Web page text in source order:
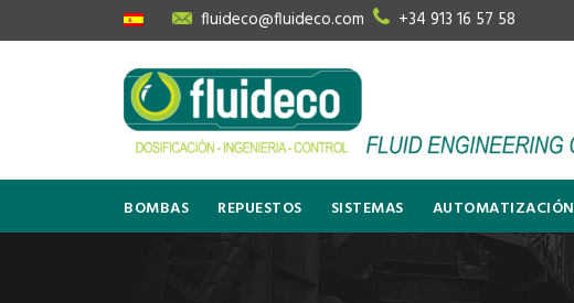
fluideco@fluideco.com +34 913 16 57 58
BOMBAS REPUESTOS SISTEMAS AUTOMATIZACIÓN